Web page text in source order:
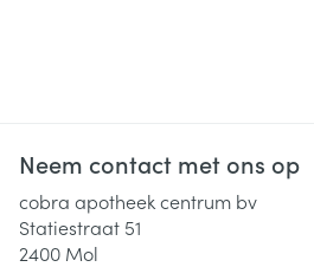
Neem contact met ons op
cobra apotheek centrum bv
Statiestraat 51
2400 Mol